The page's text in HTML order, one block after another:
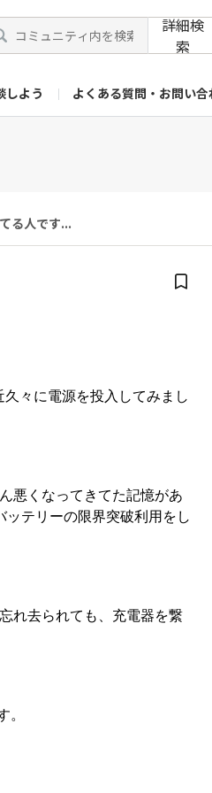
詳細検
索
しよう よくある質問・お問い合
る人です...
々に電源を投入してみまし
悪くなってきてた記憶があ
テリーの限界突破利用をし
れ去られても、充電器を繋